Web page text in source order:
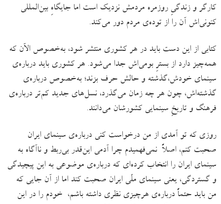
کارگر و زندگیِ روزمره‌ مردمش نزدیک است اما جایگاهِ بین‌المللی
کنونی‌اش آن را از توده‌ی مردم دور می‌کند‌.
کتابی از این دست باید در هر کشوری منتشر شود، به‌خصوص الآن که
همه‌چیز دارد از بسترِ بومی‌اش جدا می‌شود. هر کشوری باید درباره‌ی
سینمای خودش،‌گذشته و حالش حرف بزند؛ به‌خصوص درباره‌ی
گذشته‌اش، چون هر چه زمان می‌گذرد، نسل‌های جدید کم‌تر درباره‌ی
فرهنگ و تاریخِ سینمایی کشورشان می‌دانند.
روزی که تو آمدی از من درخواست کنی درباره‌ی سینمای ایران
صحبت کنم، اصلاً نمی‌فهمیدم چرا آدمی این‌قدر بی‌ربط و ناآگاه به
سینمای ایران را انتخاب کرده‌ای که درباره‌ی موضوعی به این پیچیدگی
و گستردگی، یعنی سینمای ملّی ایران صحبت کند اما از آن جایی که
من باید حتماً درباره‌ی هرچیزی نظری داشته باشم، خودم را در این